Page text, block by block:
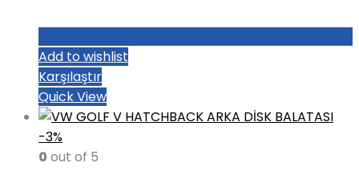
Add to wishlist
Karşılaştır
Quick View
-3%
0 out of 5